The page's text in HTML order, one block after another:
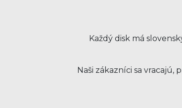
Každý disk má
Naši zákazníci sa